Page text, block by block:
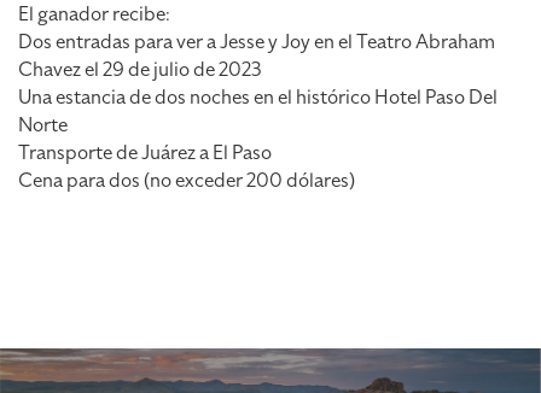
El ganador recibe:
Dos entradas para ver a Jesse y Joy en el Teatro Abraham
Chavez el 29 de julio de 2023
Una estancia de dos noches en el histórico Hotel Paso Del
Norte
Transporte de Juárez a El Paso
Cena para dos (no exceder 200 dólares)